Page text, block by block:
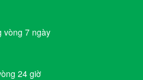
vòng 7 ngày
24 giờ